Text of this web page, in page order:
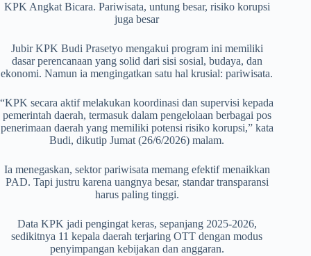
KPK Angkat Bicara. Pariwisata, untung besar, risiko korupsi
juga besar
Jubir KPK Budi Prasetyo mengakui program ini memiliki
dasar perencanaan yang solid dari sisi sosial, budaya, dan
ekonomi. Namun ia mengingatkan satu hal krusial: pariwisata.
“KPK secara aktif melakukan koordinasi dan supervisi kepada
pemerintah daerah, termasuk dalam pengelolaan berbagai pos
penerimaan daerah yang memiliki potensi risiko korupsi,” kata
Budi, dikutip Jumat (26/6/2026) malam.
Ia menegaskan, sektor pariwisata memang efektif menaikkan
PAD. Tapi justru karena uangnya besar, standar transparansi
harus paling tinggi.
Data KPK jadi pengingat keras, sepanjang 2025-2026,
sedikitnya 11 kepala daerah terjaring OTT dengan modus
penyimpangan kebijakan dan anggaran.